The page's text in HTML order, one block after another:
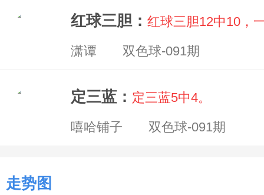
红球三胆： 红球三胆12中10，
潇谭 双色球-091期
定三蓝： 定三蓝5中4。
嘻哈铺子 双色球-091期
走势图